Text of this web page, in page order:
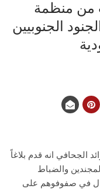
من منظمة
الجنوبيين
الجحافي انه قدم بلاغاً
والضباط
في صفوفوهم على